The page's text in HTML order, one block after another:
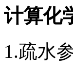
计算化
1.疏水